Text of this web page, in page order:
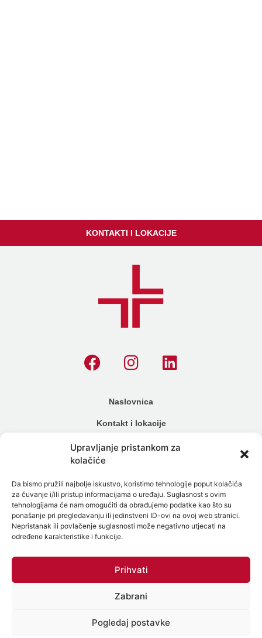
Upravljanje pristankom za
kolačiće
Da bismo pružili najbolje iskustvo, koristimo tehnologije poput kolačića
za čuvanje i/ili pristup informacijama o uređaju. Suglasnost s ovim
tehnologijama će nam omogućiti da obrađujemo podatke kao što su
ponašanje pri pregledavanju ili jedinstveni ID-ovi na ovoj web stranici.
Nepristanak ili povlačenje suglasnosti može negativno utjecati na
određene karakteristike i funkcije.
Prihvati
Zabrani
Pogledaj postavke
KONTAKTI I LOKACIJE
Naslovnica
Kontakt i lokacije
Cjenik
Načini plaćanja
Alergijski testovi
Genetski testovi
Testiranje na spolne bolesti
Mikrobiom
Politika zaštite osobnih podataka
Politika Kolačića (EU)